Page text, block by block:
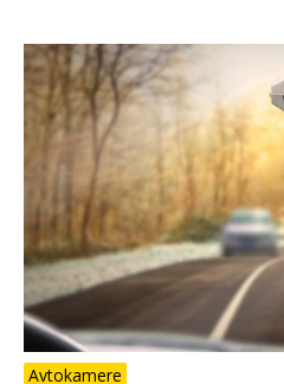
Avtokamere